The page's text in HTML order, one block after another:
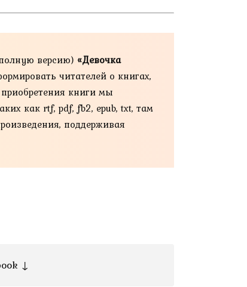
версию) «Девочка
читателей о книгах,
книги мы
как rtf, pdf, fb2, epub, txt, там
поддерживая
↓